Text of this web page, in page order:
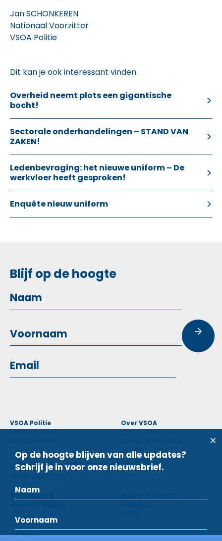
Jan SCHONKEREN
Nationaal Voorzitter
VSOA Politie
Dit kan je ook interessant vinden
Overheid neemt plots een gigantische
bocht!
Sectorale onderhandelingen – STAND VAN
ZAKEN!
Ledenbevraging: het nieuwe uniform – De
werkvloer heeft gesproken!
Enquête nieuw uniform
Blijf op de hoogte
VSOA Politie
Tel: 02 660 59 11
Fax: 02 660 50 97
info@vsoa-pol.be
Over VSOA
Diensten
Voordelen
Contactpersoon
Afdelingen &
Nieuws
Contact
Op de hoogte blijven van alle updates?
Schrijf je in voor onze nieuwsbrief.